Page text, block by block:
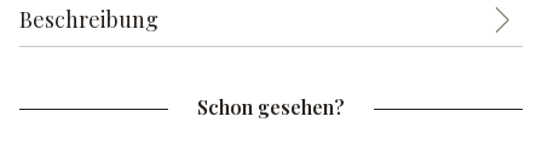
Beschreibung
Schon gesehen?